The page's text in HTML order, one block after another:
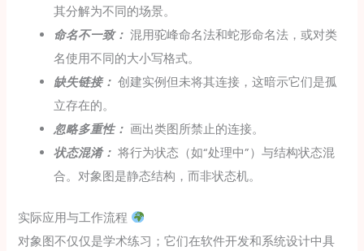
其分解为不同的场景。
命名不一致： 混用驼峰命名法和蛇形命名法，或对类
名使用不同的大小写格式。
缺失链接： 创建实例但未将其连接，这暗示它们是孤
立存在的。
忽略多重性： 画出类图所禁止的连接。
状态混淆： 将行为状态（如“处理中”）与结构状态混
合。对象图是静态结构，而非状态机。
实际应用与工作流程
对象图不仅仅是学术练习；它们在软件开发和系统设计中具